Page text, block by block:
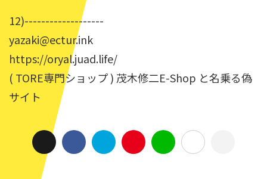
12)-------------------
yazaki@ectur.ink
https://oryal.juad.life/
( TORE専門ショップ ) 茂木修二E-Shop と名乗る偽
サイト